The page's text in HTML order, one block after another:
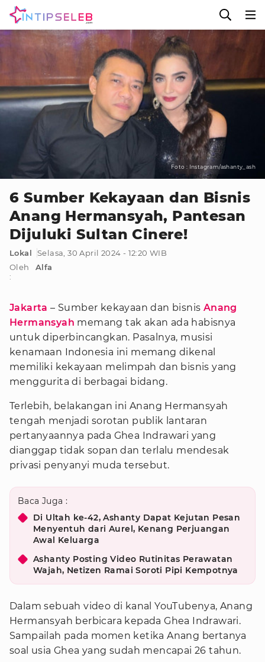
Foto : Instagram/ashanty_ash
6 Sumber Kekayaan dan Bisnis
Anang Hermansyah, Pantesan
Dijuluki Sultan Cinere!
Lokal
Selasa, 30 April 2024 - 12:20 WIB
Oleh
:
Alfa
Jakarta – Sumber kekayaan dan bisnis Anang
Hermansyah memang tak akan ada habisnya
untuk diperbincangkan. Pasalnya, musisi
kenamaan Indonesia ini memang dikenal
memiliki kekayaan melimpah dan bisnis yang
menggurita di berbagai bidang.
Terlebih, belakangan ini Anang Hermansyah
tengah menjadi sorotan publik lantaran
pertanyaannya pada Ghea Indrawari yang
dianggap tidak sopan dan terlalu mendesak
privasi penyanyi muda tersebut.
Baca Juga :
Di Ultah ke-42, Ashanty Dapat Kejutan Pesan
Menyentuh dari Aurel, Kenang Perjuangan
Awal Keluarga
Ashanty Posting Video Rutinitas Perawatan
Wajah, Netizen Ramai Soroti Pipi Kempotnya
Dalam sebuah video di kanal YouTubenya, Anang
Hermansyah berbicara kepada Ghea Indrawari.
Sampailah pada momen ketika Anang bertanya
soal usia Ghea yang sudah mencapai 26 tahun.